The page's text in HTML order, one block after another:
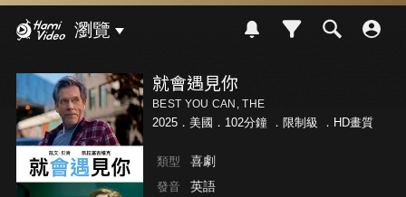
瀏覽
就會遇見你
BEST YOU CAN, THE
2025．美國．102分鐘 ． 限制級 ．HD畫質
類型 喜劇
發音 英語